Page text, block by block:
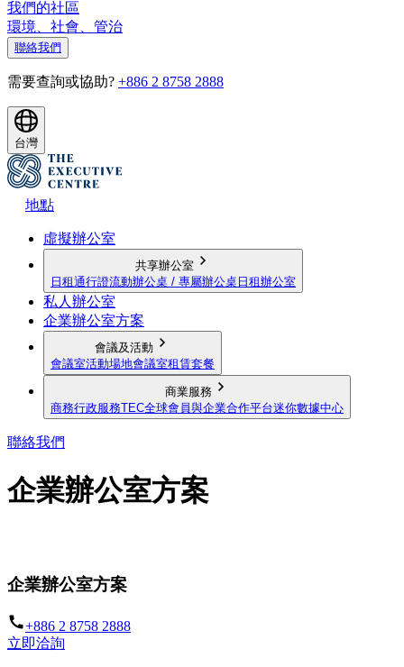
我們的社區
環境、社會、管治
聯絡我們
需要查詢或協助? +886 2 8758 2888
台灣
地點
虛擬辦公室
共享辦公室
日租通行證流動辦公桌 / 專屬辦公桌 日租辦公室
私人辦公室
企業辦公室方案
會議及活動
會議室活動場地會議室租賃套餐
商業服務
商務行政服務TEC全球會員與企業合作平台迷你數據中心
聯絡我們
企業辦公室方案
企業辦公室方案
+886 2 8758 2888
立即洽詢